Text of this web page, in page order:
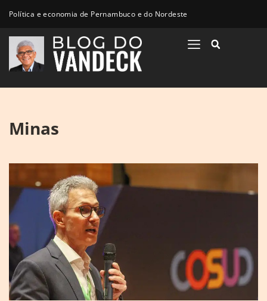
Política e economia de Pernambuco e do Nordeste
Minas